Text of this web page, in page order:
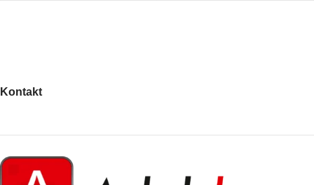
in zanesljivo ter tiho delovanje.
Kontakt